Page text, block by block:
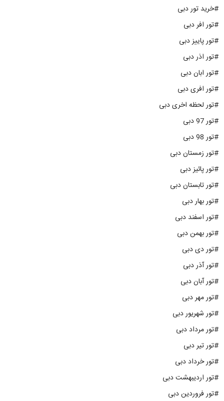
#خرید تور دبی
#تور افر دبی
#تور پاییز دبی
#تور اذر دبی
#تور ابان دبی
#تور افری دبی
#تور لحظه اخری دبی
#تور 97 دبی
#تور 98 دبی
#تور زمستان دبی
#تور پائیز دبی
#تور تابستان دبی
#تور بهار دبی
#تور اسفند دبی
#تور بهمن دبی
#تور دی دبی
#تور آذر دبی
#تور آبان دبی
#تور مهر دبی
#تور شهریور دبی
#تور مرداد دبی
#تور تیر دبی
#تور خرداد دبی
#تور اردیبهشت دبی
#تور فروردین دبی